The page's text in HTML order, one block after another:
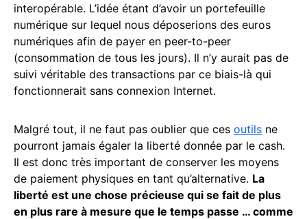
interopérable. L’idée étant d’avoir un portefeuille
numérique sur lequel nous déposerions des euros
numériques afin de payer en peer-to-peer
(consommation de tous les jours). Il n’y aurait pas de
suivi véritable des transactions par ce biais-là qui
fonctionnerait sans connexion Internet.
Malgré tout, il ne faut pas oublier que ces outils ne
pourront jamais égaler la liberté donnée par le cash.
Il est donc très important de conserver les moyens
de paiement physiques en tant qu’alternative. La
liberté est une chose précieuse qui se fait de plus
en plus rare à mesure que le temps passe … comme